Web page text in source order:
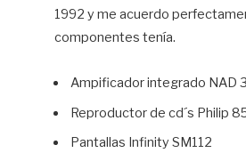
1992 y me acuerdo
componentes tenía.
Ampificador integrado NAD
Reproductor de cd´s Philip
Pantallas Infinity SM112